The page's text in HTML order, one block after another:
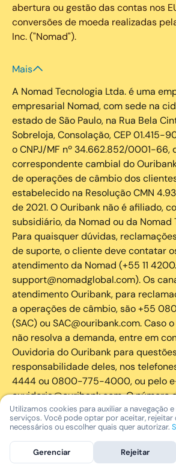
abertura ou gestão das contas nos
conversões de moeda realizadas
Inc. ("Nomad").
Mais
A Nomad Tecnologia Ltda. é uma
empresarial Nomad, com sede na
estado de São Paulo, na Rua Bela
Sobreloja, Consolação, CEP 01.415-
o CNPJ/MF nº 34.662.852/0001-66,
correspondente cambial do
de operações de câmbio dos
estabelecido na Resolução CMN
de 2021. O Ouribank não é afiliado,
subsidiário, da Nomad ou da Nomad
Para quaisquer dúvidas,
de suporte, o cliente deve contatar
atendimento da Nomad (+55 11
support@nomadglobal.com). Os
atendimento Ouribank, para
a operações de câmbio, são +55
(SAC) ou SAC@ouribank.com. Caso
não resolva a demanda, entre em
Ouvidoria do Ouribank para
responsabilidade deles, nos
4444 ou 0800-775-4000, ou pelo
ouvidoria@ouribank.com. O número
Central de Atendimento ao Público
do Brasil é 145.
O cartão de débito Visa da Nomad
Nomad Visa”) é emitido pelo
Utilizamos cookies para auxiliar a navegação
serviços. Você pode optar por aceitar, rejeitar
necessários ou escolher quais quer autorizar.
Gerenciar Rejeitar